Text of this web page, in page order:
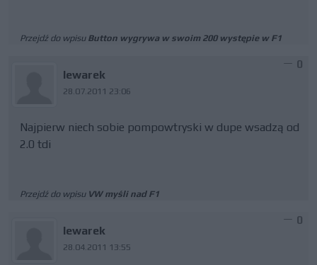
Przejdź do wpisu Button wygrywa w swoim 200 występie w F1
lewarek
28.07.2011 23:06
0
Najpierw niech sobie pompowtryski w dupe wsadzą od
2.0 tdi
Przejdź do wpisu VW myśli nad F1
lewarek
28.04.2011 13:55
0